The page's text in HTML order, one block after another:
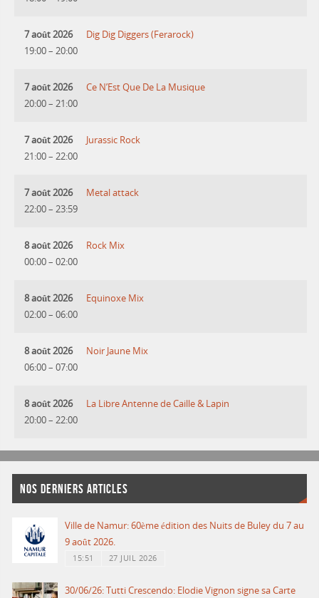
7 août 2026
19:00– 20:00
Dig Dig Diggers (Ferarock)
7 août 2026
20:00– 21:00
Ce N’Est Que De La Musique
7 août 2026
21:00– 22:00
Jurassic Rock
7 août 2026
22:00– 23:59
Metal attack
8 août 2026
00:00– 02:00
Rock Mix
8 août 2026
02:00– 06:00
Equinoxe Mix
8 août 2026
06:00– 07:00
Noir Jaune Mix
8 août 2026
20:00– 22:00
La Libre Antenne de Caille & Lapin
NOS DERNIERS ARTICLES
Ville de Namur: 60ème édition des Nuits de Buley du 7 au
9 août 2026.
15:51 27 JUIL 2026
30/06/26: Tutti Crescendo: Elodie Vignon signe sa Carte